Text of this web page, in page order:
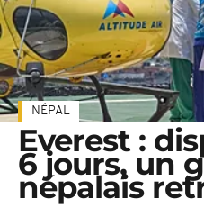
NÉPAL
Everest :
6 jours, un
népalais